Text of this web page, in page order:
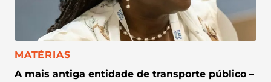
CATEGORIA:
MATÉRIAS
A mais antiga entidade de transporte público –